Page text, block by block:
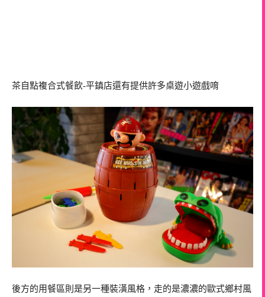
茶自點複合式餐飲-平鎮店還有提供許多桌遊小遊戲唷
後方的用餐區則是另一種裝潢風格，走的是濃濃的歐式鄉村風